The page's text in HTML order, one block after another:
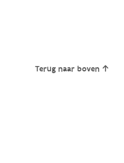
Terug naar boven